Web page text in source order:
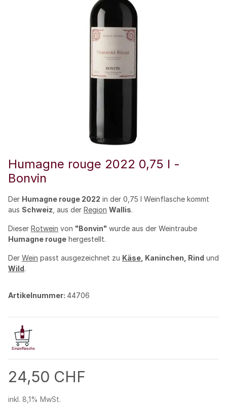
Humagne rouge 2022 0,75 l -
Bonvin
Der Humagne rouge 2022 in der 0,75 l Weinflasche kommt
aus Schweiz , aus der Region Wallis.
Dieser Rotwein von "Bonvin" wurde aus der Weintraube
Humagne rouge hergestellt.
Der Wein passt ausgezeichnet zu Käse , Kaninchen, Rind und
Wild.
Artikelnummer: 44706
24,50 CHF
inkl. 8,1% MwSt.